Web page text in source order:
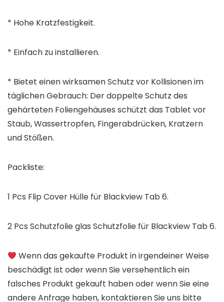
* Hohe Kratzfestigkeit.
* Einfach zu installieren.
* Bietet einen wirksamen Schutz vor Kollisionen im
täglichen Gebrauch: Der doppelte Schutz des
gehärteten Foliengehäuses schützt das Tablet vor
Staub, Wassertropfen, Fingerabdrücken, Kratzern
und Stößen.
Packliste:
1 Pcs Flip Cover Hülle für Blackview Tab 6.
2 Pcs Schutzfolie glas Schutzfolie für Blackview Tab 6.
Wenn das gekaufte Produkt in irgendeiner Weise
beschädigt ist oder wenn Sie versehentlich ein
falsches Produkt gekauft haben oder wenn Sie eine
andere Anfrage haben, kontaktieren Sie uns bitte